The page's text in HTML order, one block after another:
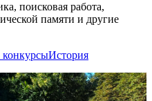
поисковая работа,
памяти и другие
История